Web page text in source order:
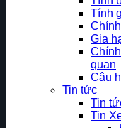
Tính
Gia
quan
Câu
Tin tức
Tin
Tin